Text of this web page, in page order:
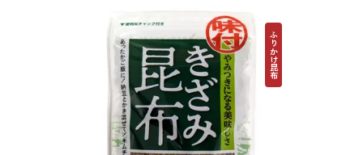
ふりかけ昆布